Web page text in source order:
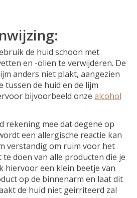
de huid schoon met
en -olien te verwijderen. De
anders niet plakt, aangezien
tussen de huid en de lijm
bijvoorbeeld onze alcohol
rekening mee dat degene op
een allergische reactie kan
verstandig om ruim voor het
doen van alle producten die je
hiervoor een klein beetje van
op de binnenarm en laat dit
de huid niet geirriteerd zal